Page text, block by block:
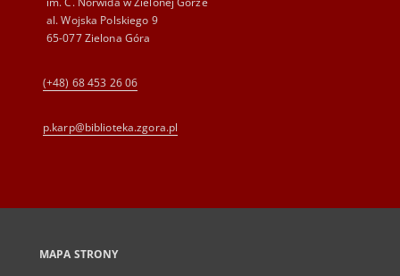
al. Wojska Polskiego 9
65-077 Zielona Góra
(+48) 68 453 26 06
p.karp@biblioteka.zgora.pl
MAPA STRONY